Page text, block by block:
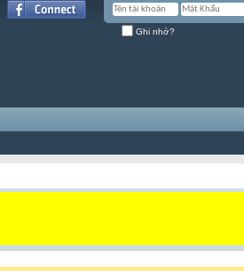
Ghi nhớ?